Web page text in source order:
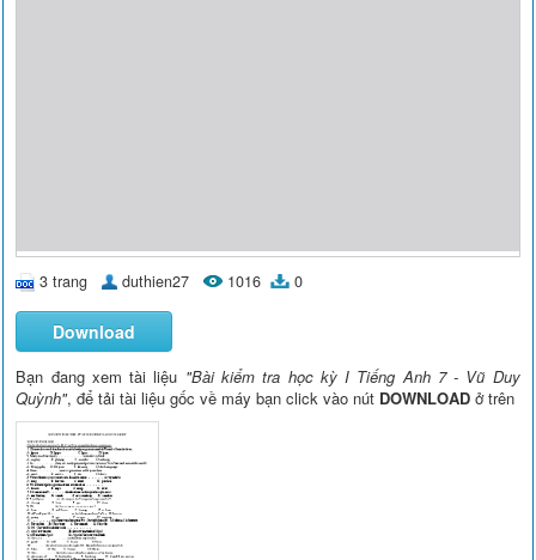
3 trang duthien27 1016 0
Download
Bạn đang xem tài liệu "Bài kiểm tra học kỳ I Tiếng Anh 7 - Vũ Duy
Quỳnh", để tải tài liệu gốc về máy bạn click vào nút DOWNLOAD ở trên